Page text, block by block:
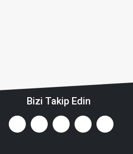
Bizi Takip Edin